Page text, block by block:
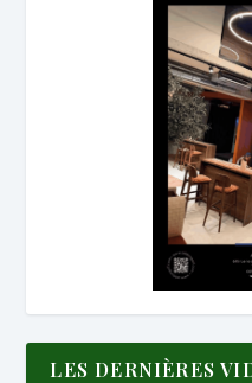
LES DERNIÈRES